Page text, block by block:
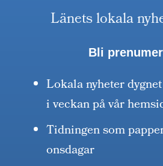
Länets lokala
Bli
Lokala nyheter
i veckan på vår
Tidningen som
onsdagar